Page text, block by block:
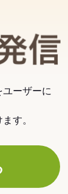
ーザーに
す。